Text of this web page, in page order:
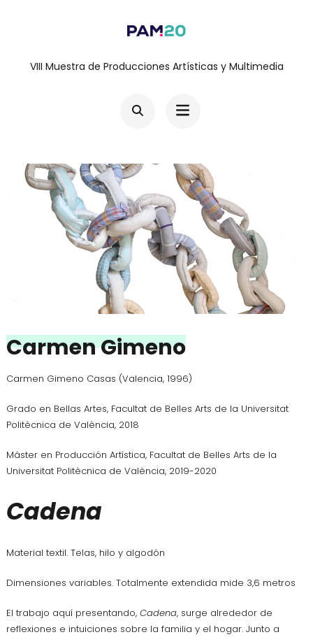
contenido
Intro)
VIII Muestra de Producciones Artísticas y Multimedia
Carmen Gimeno
Carmen Gimeno Casas (Valencia, 1996)
Grado en Bellas Artes, Facultat de Belles Arts de la Universitat
Politècnica de València, 2018
Máster en Producción Artística, Facultat de Belles Arts de la
Universitat Politècnica de València, 2019-2020
Cadena
Material textil. Telas, hilo y algodón
Dimensiones variables. Totalmente extendida mide 3,6 metros
El trabajo aquí presentando, Cadena, surge alrededor de
reflexiones e intuiciones sobre la familia y el hogar. Junto a